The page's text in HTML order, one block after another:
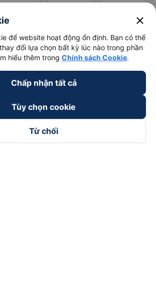
close
để website hoạt động ổn định. Bạn có thể
đổi lựa chọn bất kỳ lúc nào trong phần
hiểu thêm trong Chính sách Cookie.
Chấp nhận tất cả
Tùy chọn cookie
Từ chối